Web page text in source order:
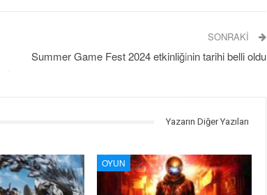
SONRAKI
Summer Game Fest 2024 etkinliğinin tarihi belli oldu
Yazarın Diğer Yazıları
OYUN